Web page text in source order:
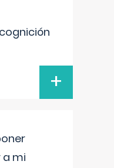
+
mi